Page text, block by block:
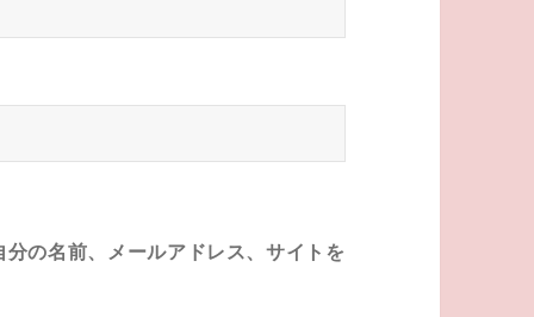
の名前、メールアドレス、サイトを